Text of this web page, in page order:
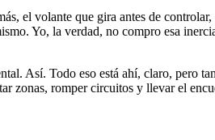
el volante que gira antes de
Yo, la verdad, no compro esa
Así. Todo eso está ahí, claro, pero
zonas, romper circuitos y llevar el